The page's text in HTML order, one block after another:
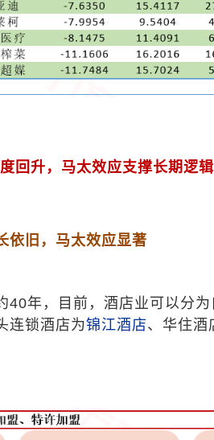
回升，马太效应支撑长期逻辑
依旧，马太效应显著
40年，目前，酒店业可以分
连锁酒店为锦江酒店、华住酒